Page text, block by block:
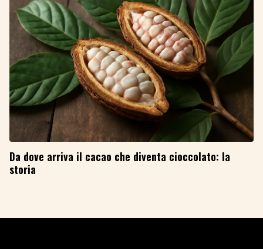
Da dove arriva il cacao che diventa cioccolato: la
storia